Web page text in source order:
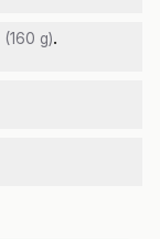
(160 g).